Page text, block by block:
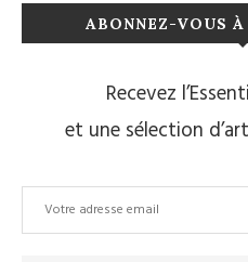
ABONNEZ-VOUS
Recevez
et une sélection